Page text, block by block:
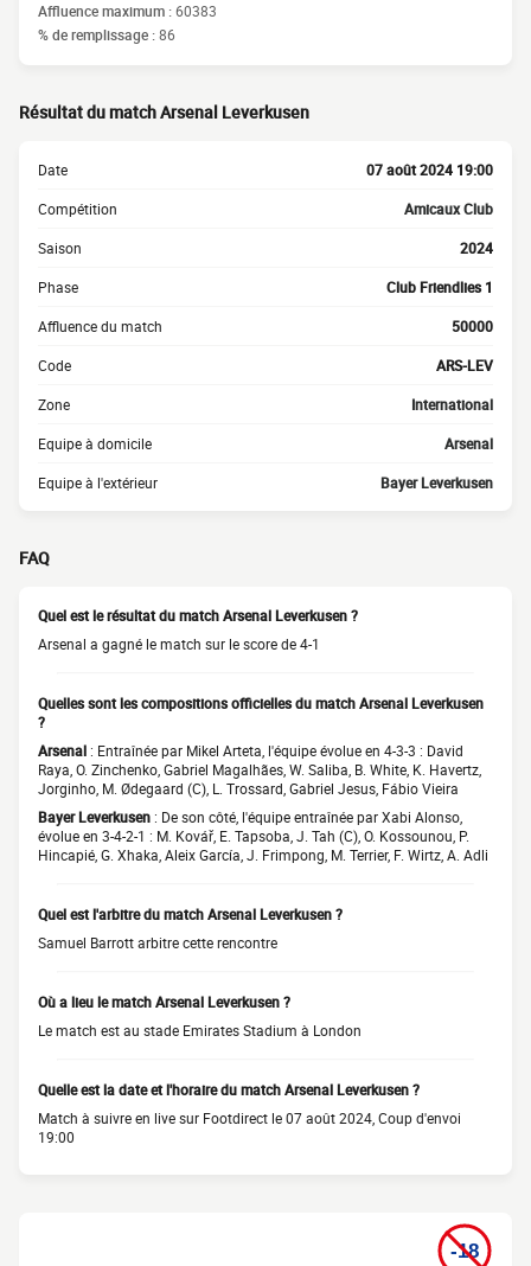
Affluence maximum :60383
% de remplissage :86
Résultat du match Arsenal Leverkusen
Date 07 août 2024 19:00
Compétition Amicaux Club
Saison 2024
Phase Club Friendlies 1
Affluence du match 50000
Code ARS-LEV
Zone International
Equipe à domicile Arsenal
Equipe à l'extérieur Bayer Leverkusen
FAQ
Quel est le résultat du match Arsenal Leverkusen ?
Arsenal a gagné le match sur le score de 4-1
Quelles sont les compositions officielles du match Arsenal Leverkusen
?
Arsenal : Entraînée par Mikel Arteta, l'équipe évolue en 4-3-3 : David
Raya, O. Zinchenko, Gabriel Magalhães, W. Saliba, B. White, K. Havertz,
Jorginho, M. Ødegaard (C), L. Trossard, Gabriel Jesus, Fábio Vieira
Bayer Leverkusen : De son côté, l'équipe entraînée par Xabi Alonso,
évolue en 3-4-2-1 : M. Kovář, E. Tapsoba, J. Tah (C), O. Kossounou, P.
Hincapié, G. Xhaka, Aleix García, J. Frimpong, M. Terrier, F. Wirtz, A. Adli
Quel est l'arbitre du match Arsenal Leverkusen ?
Samuel Barrott arbitre cette rencontre
Où a lieu le match Arsenal Leverkusen ?
Le match est au stade Emirates Stadium à London
Quelle est la date et l'horaire du match Arsenal Leverkusen ?
Match à suivre en live sur Footdirect le 07 août 2024, Coup d'envoi
19:00